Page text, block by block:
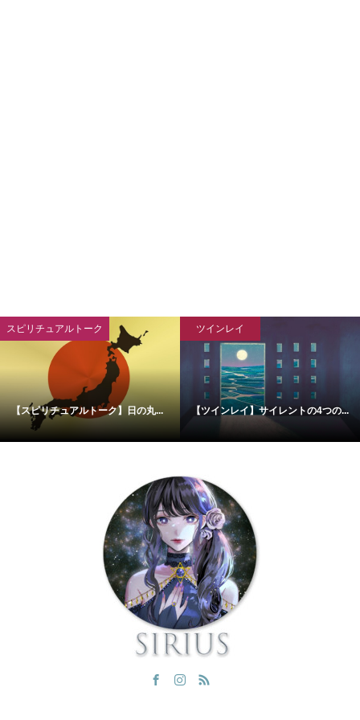
スピリチュアルトーク
【スピリチュアルトーク】日の丸...
ツインレイ
【ツインレイ】サイレントの4つの...